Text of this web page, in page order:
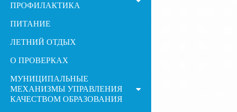
ПРОФИЛАКТИКА
ПИТАНИЕ
ЛЕТНИЙ ОТДЫХ
О ПРОВЕРКАХ
МУНИЦИПАЛЬНЫЕ
МЕХАНИЗМЫ УПРАВЛЕНИЯ
КАЧЕСТВОМ ОБРАЗОВАНИЯ